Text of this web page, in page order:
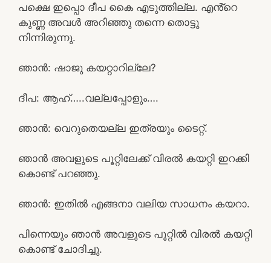
പക്ഷെ ഇപ്പൊ ദീപ കൈ എടുത്തില്ല. എൻ്റെ
കുണ്ണ അവൾ അറിഞ്ഞു തന്നെ തൊട്ടു
നിന്നിരുന്നു.
ഞാൻ: ഷാജു കയറ്റാറില്ലേ?
ദീപ: ആഹ്…..വല്ലപ്പോളും….
ഞാൻ: വെറുതെയല്ല ഇത്രയും ടൈറ്റ്.
ഞാൻ അവളുടെ പൂറ്റിലേക്ക് വിരൽ കയറ്റി ഇറക്കി
കൊണ്ട് പറഞ്ഞു.
ഞാൻ: ഇതിൽ എങ്ങനാ വലിയ സാധനം കയറാ.
പിന്നെയും ഞാൻ അവളുടെ പൂറ്റിൽ വിരൽ കയറ്റി
കൊണ്ട് ചോദിച്ചു.